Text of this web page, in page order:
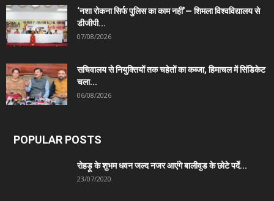
‘नशा रोकना सिर्फ पुलिस का काम नहीं’— शिमला विश्वविद्यालय से
डीजीपी...
07/08/2026
सचिवालय से नियुक्तियों तक चहेतों का कब्जा, हिमाचल में सिंडिकेट
चला...
06/08/2026
POPULAR POSTS
रोहड़ू के शुभम धवन जल्द नजर आएंगे बालीवुड के छोटे पर्दे...
23/07/2020